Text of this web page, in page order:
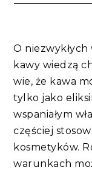
O
kawy wiedzą
wie, że kawa
tylko jako
wspaniałym
częściej
kosmetyków.
warunkach